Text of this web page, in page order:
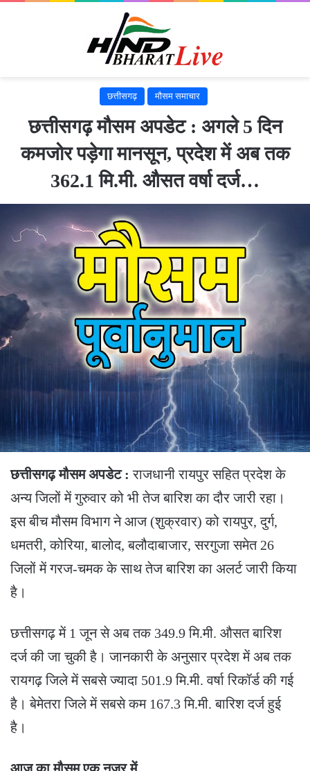
छत्तीसगढ़ मौसम समाचार
छत्तीसगढ़ मौसम अपडेट : अगले 5 दिन
कमजोर पड़ेगा मानसून, प्रदेश में अब तक
362.1 मि.मी. औसत वर्षा दर्ज…
छत्तीसगढ़ मौसम अपडेट : राजधानी रायपुर सहित प्रदेश के
अन्य जिलों में गुरुवार को भी तेज बारिश का दौर जारी रहा।
इस बीच मौसम विभाग ने आज (शुक्रवार) को रायपुर, दुर्ग,
धमतरी, कोरिया, बालोद, बलौदाबाजार, सरगुजा समेत 26
जिलों में गरज-चमक के साथ तेज बारिश का अलर्ट जारी किया
है।
छत्तीसगढ़ में 1 जून से अब तक 349.9 मि.मी. औसत बारिश
दर्ज की जा चुकी है। जानकारी के अनुसार प्रदेश में अब तक
रायगढ़ जिले में सबसे ज्यादा 501.9 मि.मी. वर्षा रिकॉर्ड की गई
है। बेमेतरा जिले में सबसे कम 167.3 मि.मी. बारिश दर्ज हुई
है।